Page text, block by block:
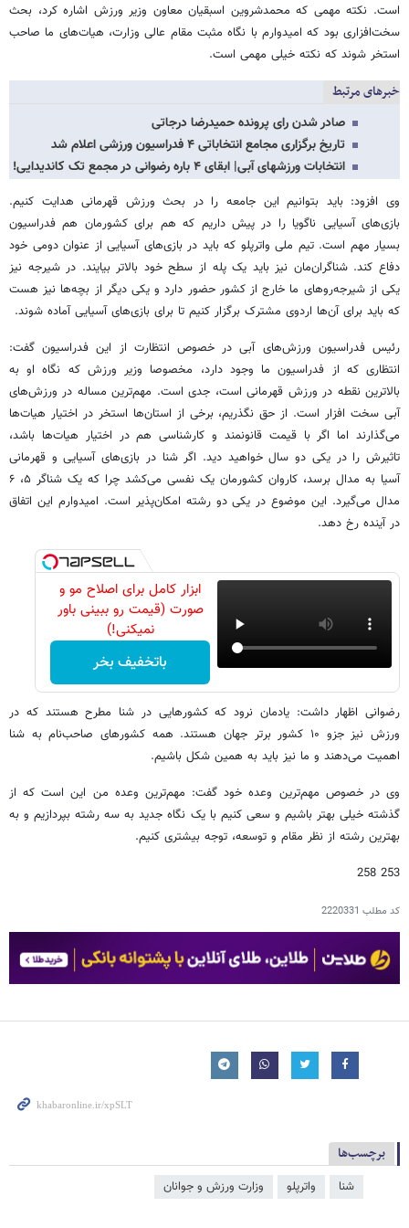
است. نکته مهمی که محمدشروین اسبقیان معاون وزیر ورزش اشاره کرد، بحث
سخت‌افزاری بود که امیدوارم با نگاه مثبت مقام عالی وزارت، هیات‌های ما صاحب
استخر شوند که نکته خیلی مهمی است.
خبرهای مرتبط
صادر شدن رای پرونده حمیدرضا درجاتی
تاریخ برگزاری مجامع انتخاباتی ۴ فدراسیون ورزشی اعلام شد
انتخابات ورزشهای آبی| ابقای ۴ باره رضوانی در مجمع تک کاندیدایی!
وی افزود: باید بتوانیم این جامعه را در بحث ورزش قهرمانی هدایت کنیم.
بازی‌های آسیایی ناگویا را در پیش داریم که هم برای کشورمان هم فدراسیون
بسیار مهم است. تیم ملی واترپلو که باید در بازی‌های آسیایی از عنوان دومی خود
دفاع کند. شناگران‌مان نیز باید یک پله از سطح خود بالاتر بیایند. در شیرجه نیز
یکی از شیرجه‌روهای ما خارج از کشور حضور دارد و یکی دیگر از بچه‌ها نیز هست
که باید برای آن‌ها اردوی مشترک برگزار کنیم تا برای بازی‌های آسیایی آماده شوند.
رئیس فدراسیون ورزش‌های آبی در خصوص انتظارت از این فدراسیون گفت:
انتظاری که از فدراسیون ما وجود دارد، مخصوصا وزیر ورزش که نگاه او به
بالاترین نقطه در ورزش قهرمانی است، جدی است. مهم‌ترین مساله در ورزش‌های
آبی سخت افزار است. از حق نگذریم، برخی از استان‌ها استخر در اختیار هیات‌ها
می‌گذارند اما اگر با قیمت قانونمند و کارشناسی هم در اختیار هیات‌ها باشد،
تاثیرش را در یکی دو سال خواهید دید. اگر شنا در بازی‌های آسیایی و قهرمانی
آسیا به مدال برسد، کاروان کشورمان یک نفسی می‌کشد چرا که یک شناگر ۵، ۶
مدال می‌گیرد. این موضوع در یکی دو رشته امکان‌پذیر است. امیدوارم این اتفاق
در آینده رخ دهد.
ابزار کامل برای اصلاح مو و
صورت (قیمت رو ببینی باور
نمیکنی!)
باتخفیف بخر
رضوانی اظهار داشت: یادمان نرود که کشورهایی در شنا مطرح هستند که در
ورزش نیز جزو ۱۰ کشور برتر جهان هستند. همه کشورهای صاحب‌نام به شنا
اهمیت می‌دهند و ما نیز باید به همین شکل باشیم.
وی در خصوص مهم‌ترین وعده خود گفت: مهم‌ترین وعده من این است که از
گذشته خیلی بهتر باشیم و سعی کنیم با یک نگاه جدید به سه رشته بپردازیم و به
بهترین رشته از نظر مقام و توسعه، توجه بیشتری کنیم.
253 258
کد مطلب 2220331
برچسب‌ها
شنا واترپلو وزارت ورزش و جوانان